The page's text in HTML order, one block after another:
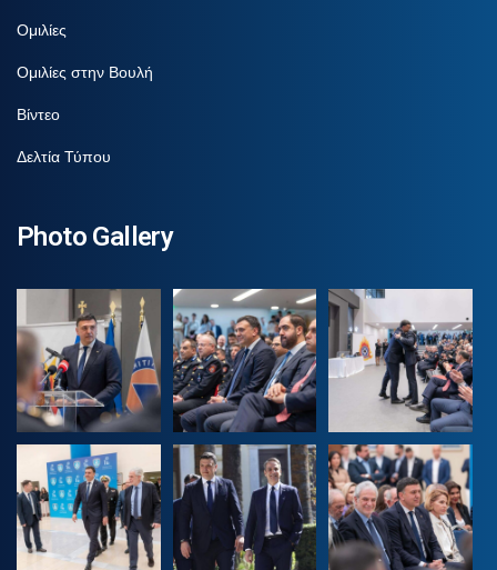
Ομιλίες
Ομιλίες στην Βουλή
Βίντεο
Δελτία Τύπου
Photo Gallery